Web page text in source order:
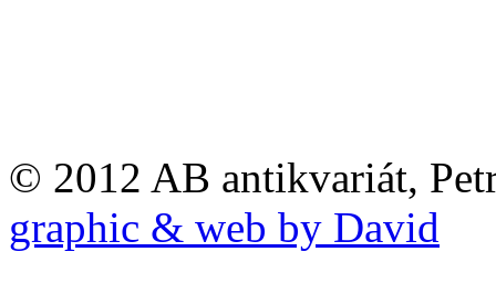
© 2012 AB antikvariát,
graphic & web by David